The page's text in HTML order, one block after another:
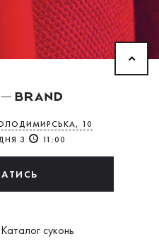
10
З
11:00
Каталог суконь